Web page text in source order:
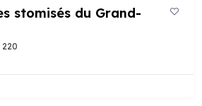
stomisés du Grand-
220